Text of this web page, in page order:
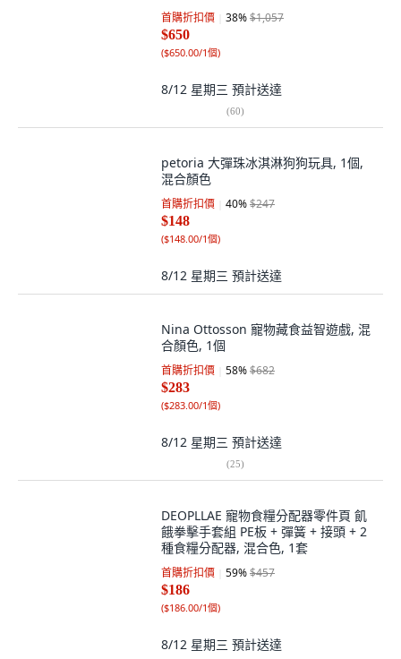
首購折扣價 38%$1,057
$650
($650.00/1個)
8/12 星期三 預計送達
(60)
petoria 大彈珠冰淇淋狗狗玩具, 1個,
混合顏色
首購折扣價 40%$247
$148
($148.00/1個)
8/12 星期三 預計送達
Nina Ottosson 寵物藏食益智遊戲, 混
合顏色, 1個
首購折扣價 58%$682
$283
($283.00/1個)
8/12 星期三 預計送達
(25)
DEOPLLAE 寵物食糧分配器零件頁 飢
餓拳擊手套組 PE板 + 彈簧 + 接頭 + 2
種食糧分配器, 混合色, 1套
首購折扣價 59%$457
$186
($186.00/1個)
8/12 星期三 預計送達